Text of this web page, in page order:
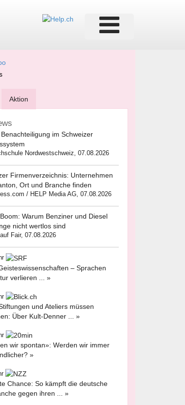
Aktion
im Schweizer
Nordwestschweiz, 07.08.2026
Firmenverzeichnis: Unternehmen
Ort und Branche finden
/ HELP Media AG, 07.08.2026
Warum Benziner und Diesel
nicht wertlos sind
Fair, 07.08.2026
– Sprachen
verlieren ... »
und Ateliers müssen
Über Kult-Denner ... »
wir spontan»: Werden wir immer
»
Chance: So kämpft die deutsche
gegen ihren ... »